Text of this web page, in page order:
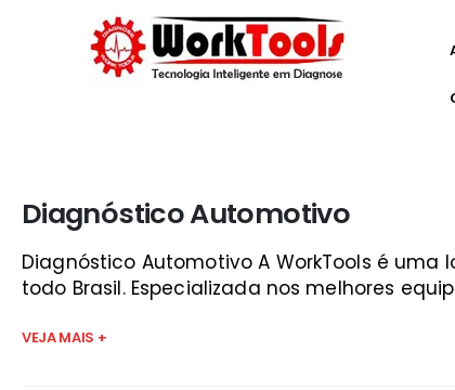
Diagnóstico Automotivo
Diagnóstico Automotivo A WorkTools é
todo Brasil. Especializada nos melhores
VEJA MAIS +